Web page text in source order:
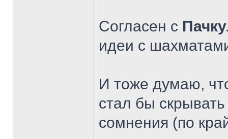
Согласен с
идеи с
И тоже думаю,
стал бы
сомнения (по